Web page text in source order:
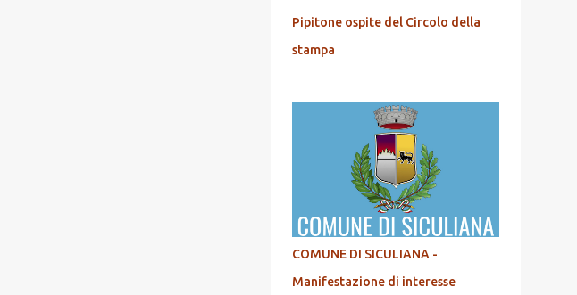
Pipitone ospite del Circolo della
stampa
COMUNE DI SICULIANA -
Manifestazione di interesse